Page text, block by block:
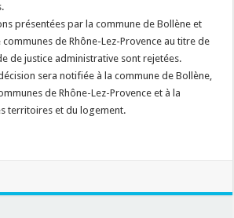
présentées par la commune de Bollène et
de Rhône-Lez-Provence au titre de
de justice administrative sont rejetées.
sera notifiée à la commune de Bollène,
de Rhône-Lez-Provence et à la
territoires et du logement.